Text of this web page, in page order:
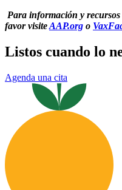
Para información y
favor visiteAAP.org o
Listos cuando lo
Agenda una cita